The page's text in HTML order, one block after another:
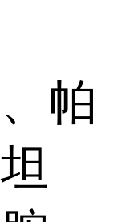
帕